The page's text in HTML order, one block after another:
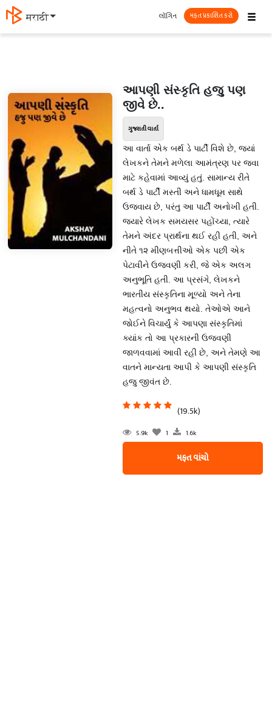
मराठी ☰
લૉગિન મફત પ્રકાશિત કરો
આપણી સંસ્કૃતિ હજુ પણ
જીવે છે..
ગુજરાતી વાર્તા
આ વાર્તા એક બર્થ ડે પાર્ટી વિશે છે, જ્યાં
લેખકને તેમને મળેલા આમંત્રણ પર જવા
માટે કહેવામાં આવ્યું હતું. સામાન્ય રીતે
બર્થ ડે પાર્ટી મસ્તી અને ધામધૂમ સાથે
ઉજવાય છે, પરંતુ આ પાર્ટી અનોખી હતી.
જ્યારે લેખક સમયસર પહોંચ્યા, ત્યારે
તેમને અંદર પ્રાર્થના થઈ રહી હતી, અને
નીતે ૧૨ મીણબત્તીઓ એક પછી એક
પેટાવીને ઉજવણી કરી, જે એક અલગ
અનુભૂતિ હતી. આ પ્રસંગે, લેખકને
ભારતીય સંસ્કૃતિના મૂળ્યો અને તેના
મહત્વનો અનુભવ થયો. તેઓએ આને
જોઈને વિચાર્યું કે આપણા સંસ્કૃતિમાં
ક્યાંક તો આ પ્રકારની ઉજવણી
જાળવવામાં આવી રહી છે, અને તેમણે આ
વાતને માન્યતા આપી કે આપણી સંસ્કૃતિ
હજુ જીવંત છે.
(19.5k)
5.9k 1 1.6k
મફત વાંચો